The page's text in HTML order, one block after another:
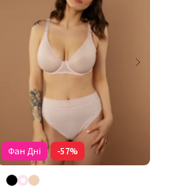
Фан Дні -57%